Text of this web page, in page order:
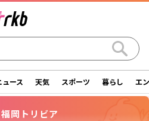
イベント ニュース
ュース 天気 スポーツ 暮らし エ
岡トリビア